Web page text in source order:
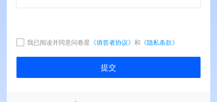
我已阅读并同意问卷星 《填答者协议》 和 《隐私条款》
提交